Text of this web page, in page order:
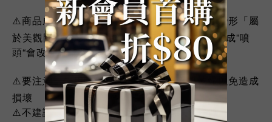
⚠️商品成分含有揮發物會造成產品的瓶罐收縮變形「屬
於美觀問題不影響使用」拿到商品，將”瓶蓋“換成”噴
頭“會改善瓶罐凹陷變形的問題.....
⚠️要注意，使用時保持濕潤，切勿讓藥劑乾燥以免造成
損壞
⚠️不建議，長期存放於車內高溫環境以防變質